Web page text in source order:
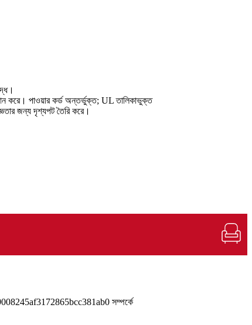
করে। পাওয়ার কর্ড অন্তর্ভুক্ত; UL তালিকাভুক্ত
জন্য দৃশ্যপট তৈরি করে।